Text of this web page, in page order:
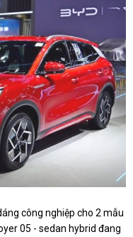
công nghiệp cho 2 mẫu
05 - sedan hybrid đang